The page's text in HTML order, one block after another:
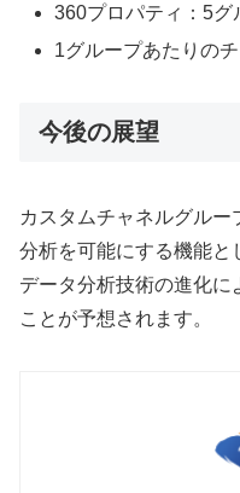
360プロパティ：5グ
1グループあたりの
今後の展望
カスタムチャネルグルー
分析を可能にする機能と
データ分析技術の進化に
ことが予想されます。